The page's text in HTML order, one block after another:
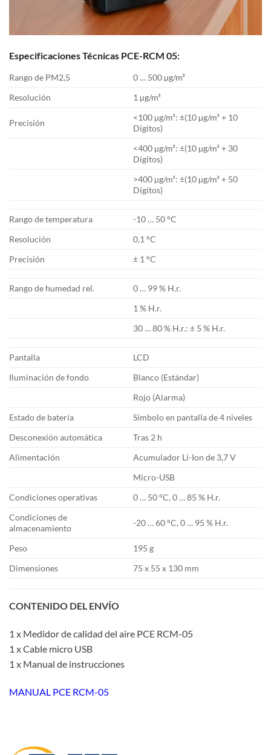
Especificaciones Técnicas PCE-RCM 05:
Rango de PM2,5
0 … 500 µg/m³
Resolución
1 µg/m³
Precisión
<100 µg/m³: ±(10 µg/m³ + 10
Dígitos)
<400 µg/m³: ±(10 µg/m³ + 30
Dígitos)
>400 µg/m³: ±(10 µg/m³ + 50
Dígitos)
Rango de temperatura
-10 … 50 °C
Resolución
0,1 °C
Precisión
± 1 °C
Rango de humedad rel.
0 … 99 % H.r.
1 % H.r.
30 … 80 % H.r.: ± 5 % H.r.
Pantalla
LCD
Iluminación de fondo
Blanco (Estándar)
Rojo (Alarma)
Estado de batería
Símbolo en pantalla de 4 niveles
Desconexión automática
Tras 2 h
Alimentación
Acumulador Li-Ion de 3,7 V
Micro-USB
Condiciones operativas
0 … 50 °C, 0 … 85 % H.r.
Condiciones de
almacenamiento
-20 … 60 °C, 0 … 95 % H.r.
Peso
195 g
Dimensiones
75 x 55 x 130 mm
CONTENIDO DEL ENVÍO
1 x Medidor de calidad del aire PCE RCM-05
1 x Cable micro USB
1 x Manual de instrucciones
MANUAL PCE RCM-05